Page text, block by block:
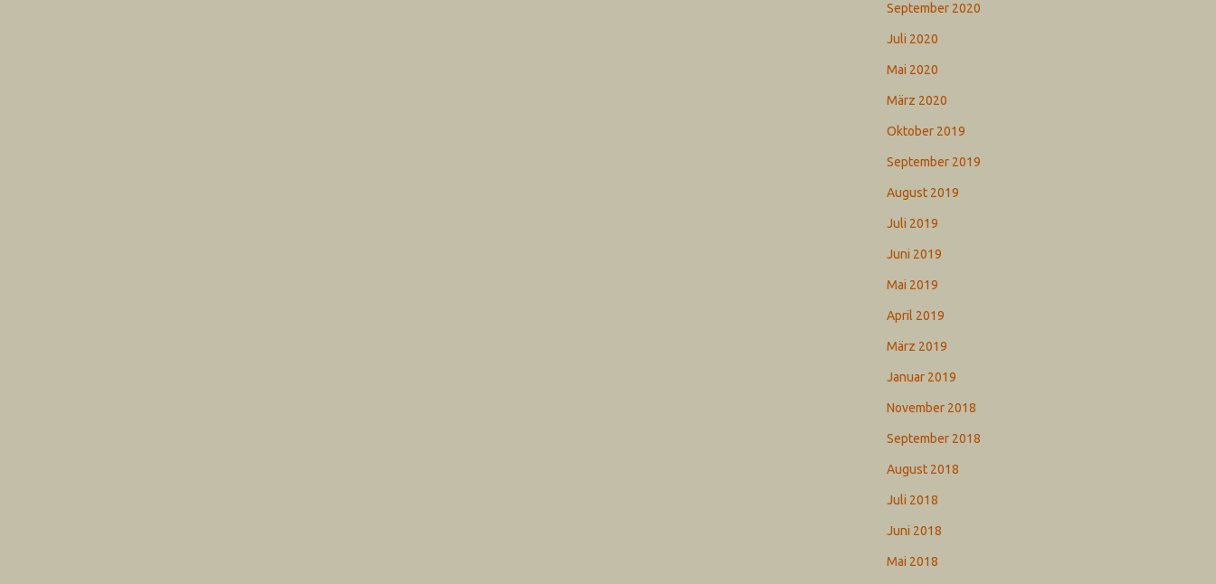
September 2020
Juli 2020
Mai 2020
März 2020
Oktober 2019
September 2019
August 2019
Juli 2019
Juni 2019
Mai 2019
April 2019
März 2019
Januar 2019
November 2018
September 2018
August 2018
Juli 2018
Juni 2018
Mai 2018